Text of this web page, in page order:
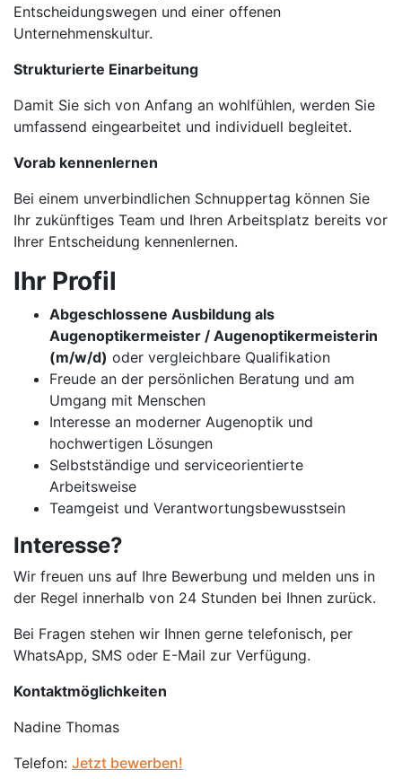
Entscheidungswegen und einer offenen
Unternehmenskultur.
Strukturierte Einarbeitung
Damit Sie sich von Anfang an wohlfühlen, werden Sie
umfassend eingearbeitet und individuell begleitet.
Vorab kennenlernen
Bei einem unverbindlichen Schnuppertag können Sie
Ihr zukünftiges Team und Ihren Arbeitsplatz bereits vor
Ihrer Entscheidung kennenlernen.
Ihr Profil
Abgeschlossene Ausbildung als
Augenoptikermeister / Augenoptikermeisterin
(m/w/d) oder vergleichbare Qualifikation
Freude an der persönlichen Beratung und am
Umgang mit Menschen
Interesse an moderner Augenoptik und
hochwertigen Lösungen
Selbstständige und serviceorientierte
Arbeitsweise
Teamgeist und Verantwortungsbewusstsein
Interesse?
Wir freuen uns auf Ihre Bewerbung und melden uns in
der Regel innerhalb von 24 Stunden bei Ihnen zurück.
Bei Fragen stehen wir Ihnen gerne telefonisch, per
WhatsApp, SMS oder E-Mail zur Verfügung.
Kontaktmöglichkeiten
Nadine Thomas
Telefon: Jetzt bewerben!